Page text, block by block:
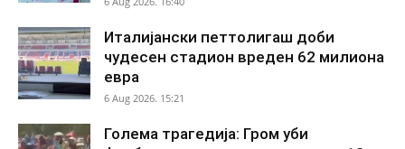
Италијански петтолигаш доби
чудесен стадион вреден 62 милиона
евра
6 Aug 2026. 15:21
Голема трагедија: Гром уби